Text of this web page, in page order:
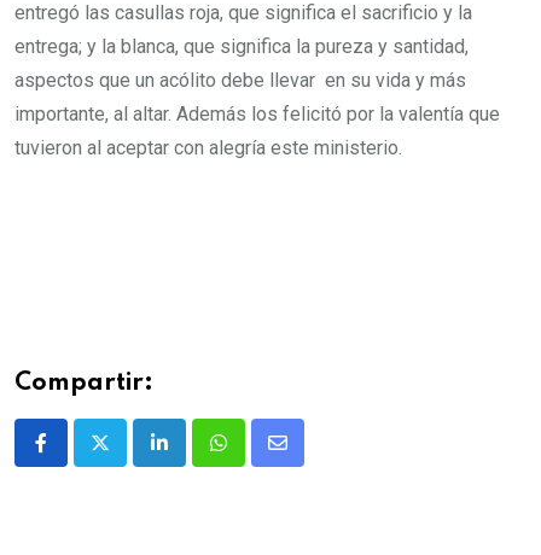
entregó las casullas roja, que significa el sacrificio y la
entrega; y la blanca, que significa la pureza y santidad,
aspectos que un acólito debe llevar en su vida y más
importante, al altar. Además los felicitó por la valentía que
tuvieron al aceptar con alegría este ministerio.
Compartir: